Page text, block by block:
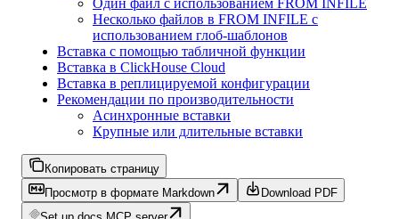
Один файл с использованием FROM INFILE
Несколько файлов в FROM INFILE с
использованием глоб-шаблонов
Вставка с помощью табличной функции
Вставка в ClickHouse Cloud
Вставка в реплицируемой конфигурации
Рекомендации по производительности
Асинхронные вставки
Крупные или длительные вставки
Копировать страницу
Просмотр в формате Markdown
Download PDF